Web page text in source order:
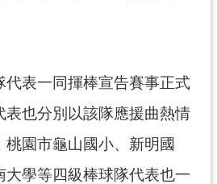
代表一同揮棒宣告賽事正式
表也分別以該隊應援曲熱情
園市龜山國小、新明國
大學等四級棒球隊代表也一